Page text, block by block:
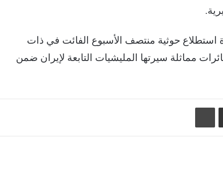
حوثية منتصف الأسبوع الفائت في ذات
مماثلة سيرتها المليشيات التابعة لإيران ضمن